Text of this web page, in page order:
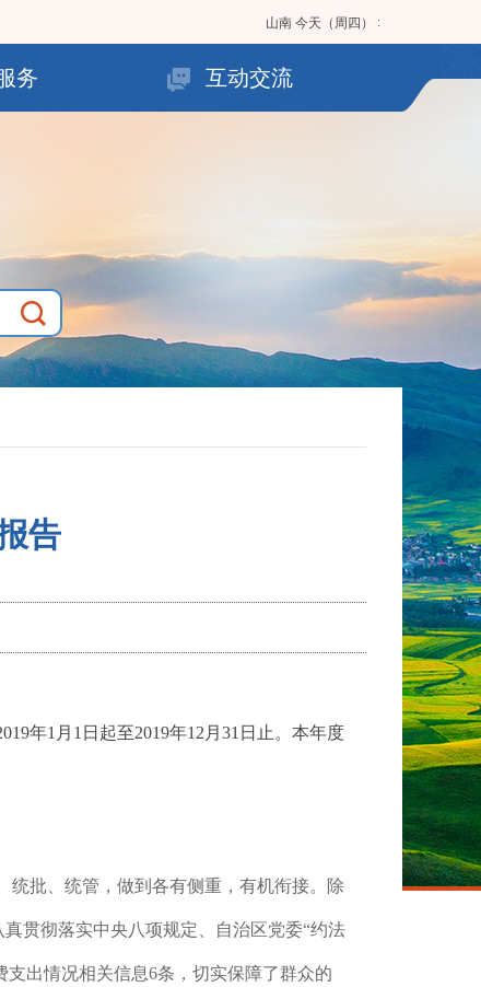
山南 今天（周四） :
务 互动交流
告
年1月1日起至2019年12月31日止。本年度
统批、统管，做到各有侧重，有机衔接。除
真贯彻落实中央八项规定、自治区党委“约法
支出情况相关信息6条，切实保障了群众的